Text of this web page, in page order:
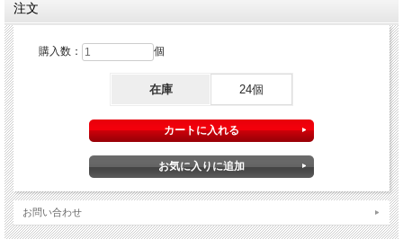
注文
購入数： 個
在庫 24個
お問い合わせ